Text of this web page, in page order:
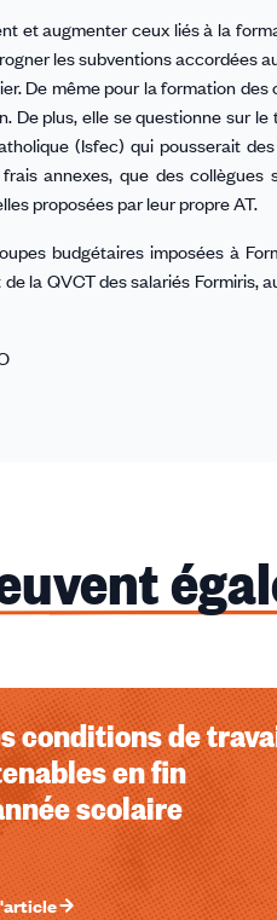
et augmenter ceux liés à la
les subventions accordées
De même pour la formation des
De plus, elle se questionne sur
(Isfec) qui pousserait
annexes, que des
proposées par leur propre AT.
budgétaires imposées à
la QVCT des salariés Formiris,
conditions de
en fin
scolaire